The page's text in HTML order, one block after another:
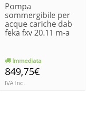
Pompa
sommergibile per
acque cariche dab
feka fxv 20.11 m-a
Immediata
849,75€
IVA Inc.